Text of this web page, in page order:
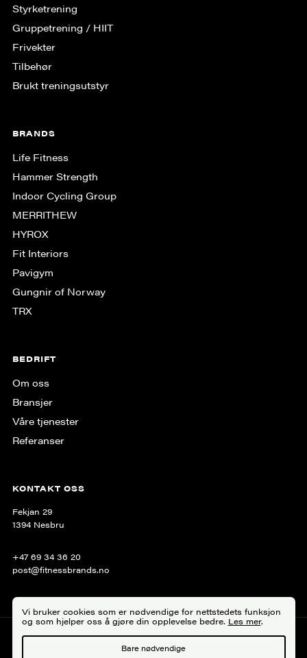
Styrketrening
Gruppe­trening / HIIT
Frivekter
Tilbehør
Brukt treningsutstyr
BRANDS
Life Fitness
Hammer Strength
Indoor Cycling Group
MERRITHEW
HYROX
Fit Interiors
Pavigym
Gungnir of Norway
TRX
BEDRIFT
Om oss
Bransjer
Våre tjenester
Referanser
KONTAKT OSS
Fekjan 29
1394 Nesbru
+47 69 34 36 20
post@fitnessbrands.no
Personvern
Vi bruker cookies som er nødvendige for nettstedets funksjon
og som hjelper oss å gjøre din opplevelse bedre. Les mer.
Bare nødvendige